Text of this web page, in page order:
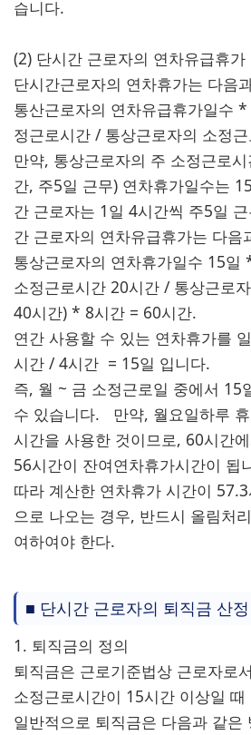
습니다.
(2) 단시간 근로자의 연차유급휴가
단시간근로자의 연차휴가는 다음
통산근로자의 연차유급휴가일수
정근로시간 / 통상근로자의 소정
만약, 통상근로자의 주 소정근로
간, 주5일 근무) 연차휴가일수는
간 근로자는 1일 4시간씩 주5일
간 근로자의 연차유급휴가는 다음
통상근로자의 연차휴가일수 15일
소정근로시간 20시간 / 통상근로
40시간) * 8시간 = 60시간.
연간 사용할 수 있는 연차휴가를
시간 / 4시간 = 15일 입니다.
즉, 월 ~ 금 소정근로일 중에서 15
수 있습니다. 만약, 월요일하루
시간을 사용한 것이므로, 60시간
56시간이 잔여연차휴가시간이 됩
따라 계산한 연차휴가 시간이
으로 나오는 경우, 반드시 올림처
여하여야 한다.
■ 단시간 근로자의 퇴직금 산정
1. 퇴직금의 정의
퇴직금은 근로기준법상 근로자로
소정근로시간이 15시간 이상일
일반적으로 퇴직금은 다음과 같은